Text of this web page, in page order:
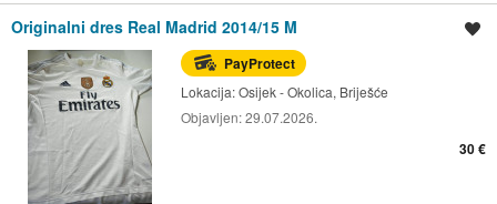
Originalni dres Real Madrid 2014/15 M
PayProtect
Lokacija:Osijek - Okolica, Briješće
Objavljen:29.07.2026.
30 €